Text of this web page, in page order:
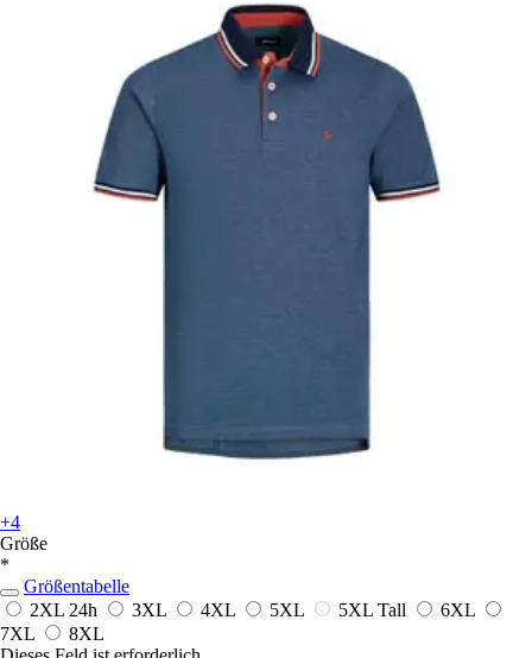
+4
Größe
*
Größentabelle
2XL 24h 3XL 4XL 5XL 5XL Tall
6XL
7XL
8XL